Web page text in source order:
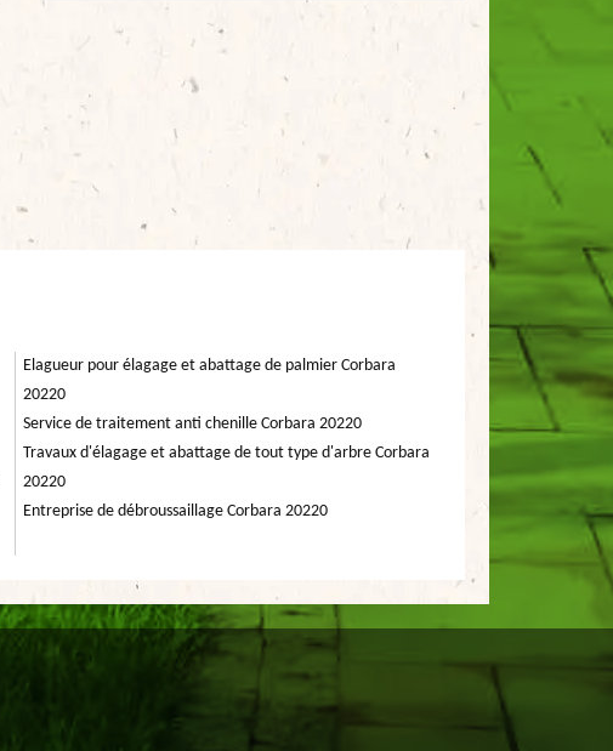
Elagueur pour élagage et abattage de palmier Corbara
20220
Service de traitement anti chenille Corbara 20220
Travaux d'élagage et abattage de tout type d'arbre Corbara
20220
Entreprise de débroussaillage Corbara 20220